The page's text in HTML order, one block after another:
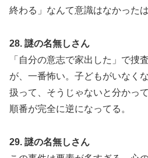
終わる」なんて意識はなかったは
28. 謎の名無しさん
「自分の意志で家出した」で捜
が、一番怖い。子どもがいなく
扱って、そうじゃないと分かっ
順番が完全に逆になってる。
29. 謎の名無しさん